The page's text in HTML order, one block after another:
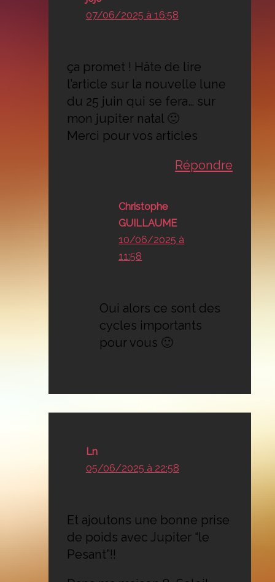
07/06/2025 à 16:58
ça promet ! Hâte de lire
l’article sur la nouvelle lune
du 25 juin qui se fera… sur
mon jupiter natal 🙂
Merci pour vos articles
Répondre
Christophe
GUILLAUME
10/06/2025 à
11:58
Oui alors ce sont des
cycles importants
pour vous 🙂
Ln
05/06/2025 à 22:58
Et ajoutons une bonne prise
de poids avec Jupiter “le
Pesant”!!